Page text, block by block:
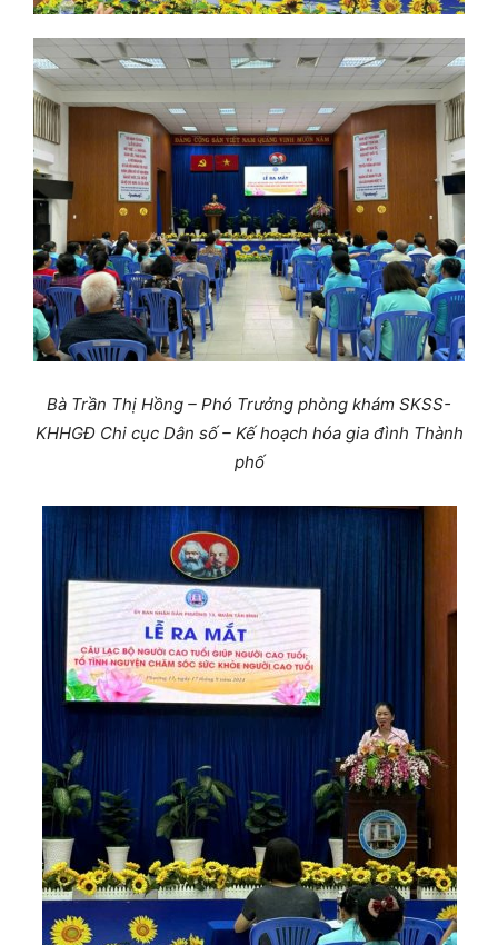
Bà Trần Thị Hồng – Phó Trưởng phòng khám SKSS-
KHHGĐ Chi cục Dân số – Kế hoạch hóa gia đình Thành
phố